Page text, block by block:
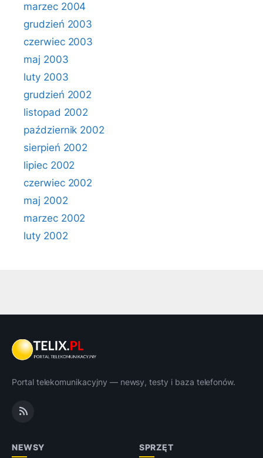
marzec 2004
grudzień 2003
czerwiec 2003
maj 2003
luty 2003
grudzień 2002
listopad 2002
październik 2002
sierpień 2002
lipiec 2002
czerwiec 2002
maj 2002
marzec 2002
luty 2002
Portal telekomunikacyjny — newsy, testy i baza telefonów.
NEWSY SPRZĘT